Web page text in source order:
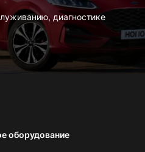
диагностике
оборудование